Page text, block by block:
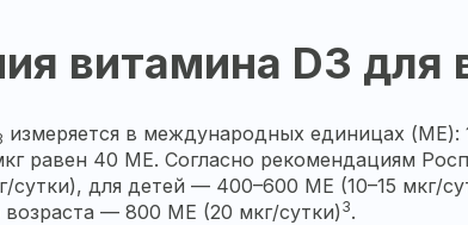
витамина D3 для
измеряется в международных единицах
равен 40 МЕ. Согласно рекомендациям
сутки), для детей — 400–600 МЕ (10–15
— 800 МЕ (20 мкг/сутки) 3.